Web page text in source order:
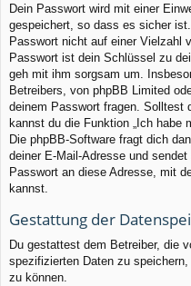
Dein Passwort wird mit einer
gespeichert, so dass es sicher
Passwort nicht auf einer Vielzahl
Passwort ist dein Schlüssel zu
geh mit ihm sorgsam um.
Betreibers, von phpBB Limited
deinem Passwort fragen. Solltest
kannst du die Funktion „Ich habe
Die phpBB-Software fragt dich
deiner E-Mail-Adresse und
Passwort an diese Adresse, mit
kannst.
Gestattung der
Du gestattest dem Betreiber, die
spezifizierten Daten zu
zu können.